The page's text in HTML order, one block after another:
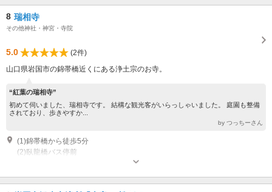
8 瑞相寺
その他神社・神宮・寺院
5.0
(2件)
山口県岩国市の錦帯橋近くにある浄土宗のお寺。
“紅葉の瑞相寺”
初めて伺いました、瑞相寺です。 結構な観光客がいらっしゃいました。 庭園も整備
されており、歩きやすか...
by つっちーさん
(1)錦帯橋から徒歩5分
(2)臥龍橋バス停前
拝観時間：9:00～17:00 休業：365日年中無休